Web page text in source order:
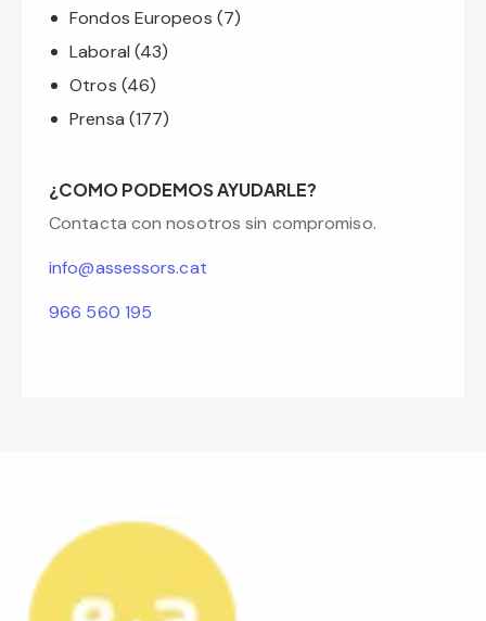
Fondos Europeos (7)
Laboral (43)
Otros (46)
Prensa (177)
¿COMO PODEMOS AYUDARLE?
Contacta con nosotros sin compromiso.
info@assessors.cat
966 560 195